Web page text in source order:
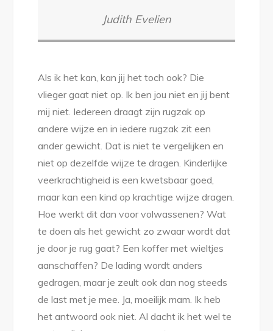
Judith Evelien
Als ik het kan, kan jij het toch ook? Die
vlieger gaat niet op. Ik ben jou niet en jij bent
mij niet. Iedereen draagt zijn rugzak op
andere wijze en in iedere rugzak zit een
ander gewicht. Dat is niet te vergelijken en
niet op dezelfde wijze te dragen. Kinderlijke
veerkrachtigheid is een kwetsbaar goed,
maar kan een kind op krachtige wijze dragen.
Hoe werkt dit dan voor volwassenen? Wat
te doen als het gewicht zo zwaar wordt dat
je door je rug gaat? Een koffer met wieltjes
aanschaffen? De lading wordt anders
gedragen, maar je zeult ook dan nog steeds
de last met je mee. Ja, moeilijk mam. Ik heb
het antwoord ook niet. Al dacht ik het wel te